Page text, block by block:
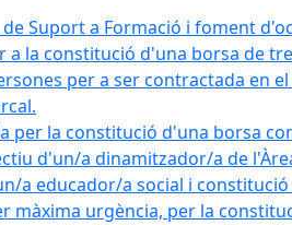
de Suport a Formació i foment
a la constitució d'una borsa de
per a ser contractada en
per la constitució d'una borsa
d'un/a dinamitzador/a de
a educador/a social i
màxima urgència, per la